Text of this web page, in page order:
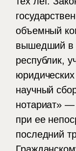
объемный
вышедший в
республик,
научный
нотариат» —
при ее
последний